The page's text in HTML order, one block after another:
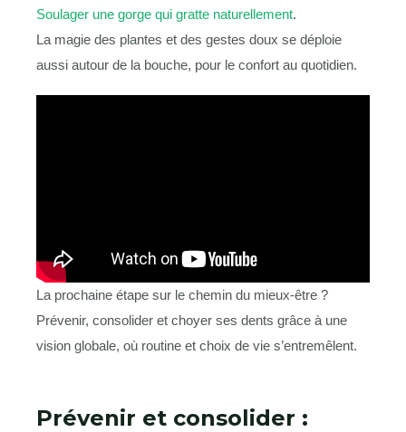
Soulager une gorge qui gratte naturellement.
La magie des plantes et des gestes doux se déploie
aussi autour de la bouche, pour le confort au quotidien.
La prochaine étape sur le chemin du mieux-être ?
Prévenir, consolider et choyer ses dents grâce à une
vision globale, où routine et choix de vie s’entremêlent.
Prévenir et consolider :